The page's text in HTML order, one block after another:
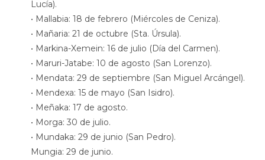
Lucía).
• Mallabia: 18 de febrero (Miércoles de Ceniza).
• Mañaria: 21 de octubre (Sta. Úrsula).
• Markina-Xemein: 16 de julio (Día del Carmen).
• Maruri-Jatabe: 10 de agosto (San Lorenzo).
• Mendata: 29 de septiembre (San Miguel Arcángel).
• Mendexa: 15 de mayo (San Isidro).
• Meñaka: 17 de agosto.
• Morga: 30 de julio.
• Mundaka: 29 de junio (San Pedro).
Mungia: 29 de junio.